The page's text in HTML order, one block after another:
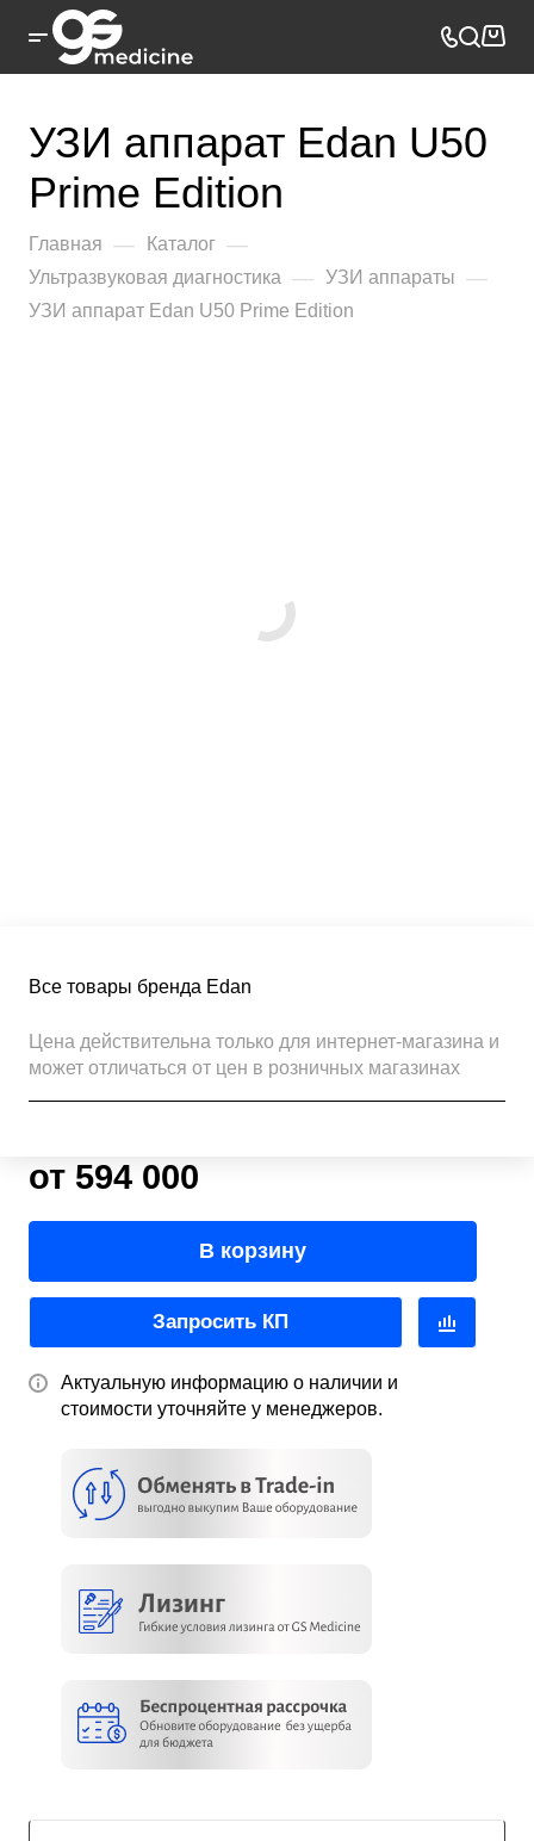
УЗИ аппарат Edan U50
Prime Edition
Главная — Каталог —
Ультразвуковая диагностика — УЗИ аппараты —
УЗИ аппарат Edan U50 Prime Edition
Все товары бренда Edan
Цена действительна только для интернет-магазина и
может отличаться от цен в розничных магазинах
от 594 000
В корзину
Запросить КП
Актуальную информацию о наличии и
стоимости уточняйте у менеджеров.